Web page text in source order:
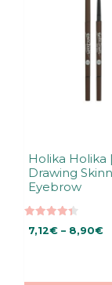
Holika Holika
Drawing
Eyebrow
4.38
5:stä
7,12€ – 8,90€
muunnelma.